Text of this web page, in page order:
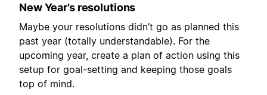
New Year’s resolutions
Maybe your resolutions didn’t go as planned this
past year (totally understandable). For the
upcoming year, create a plan of action using this
setup for goal-setting and keeping those goals
top of mind.